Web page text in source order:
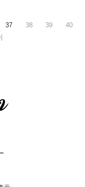
37 38 39
40
|